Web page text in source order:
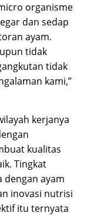
organisme
dan sedap
ayam.
tidak
tidak
kami,”
kerjanya
kualitas
Tingkat
dengan ayam
inovasi nutrisi
itu ternyata